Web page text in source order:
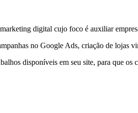
digital cujo foco é auxiliar
no Google Ads, criação de
disponíveis em seu site, para que os